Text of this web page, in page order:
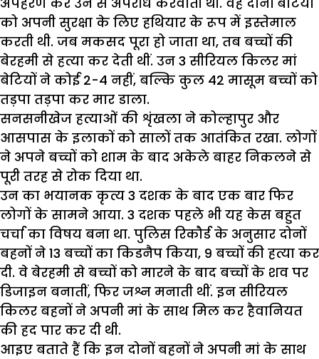
को अपनी सुरक्षा के लिए हथियार के रूप में इस्तेमाल
करती थी. जब मकसद पूरा हो जाता था, तब बच्चों की
बेरहमी से हत्या कर देती थीं. उन 3 सीरियल किलर मां
बेटियों ने कोई 2-4 नहीं, बल्कि कुल 42 मासूम बच्चों को
तड़पा तड़पा कर मार डाला.
सनसनीखेज हत्याओं की शृंखला ने कोल्हापुर और
आसपास के इलाकों को सालों तक आतंकित रखा. लोगों
ने अपने बच्चों को शाम के बाद अकेले बाहर निकलने से
पूरी तरह से रोक दिया था.
उन का भयानक कृत्य 3 दशक के बाद एक बार फिर
लोगों के सामने आया. 3 दशक पहले भी यह केस बहुत
चर्चा का विषय बना था. पुलिस रिकौर्ड के अनुसार दोनों
बहनों ने 13 बच्चों का किडनैप किया, 9 बच्चों की हत्या कर
दी. वे बेरहमी से बच्चों को मारने के बाद बच्चों के शव पर
डिजाइन बनातीं, फिर जश्न मनाती थीं. इन सीरियल
किलर बहनों ने अपनी मां के साथ मिल कर हैवानियत
की हद पार कर दी थी.
आइए बताते हैं कि इन दोनों बहनों ने अपनी मां के साथ